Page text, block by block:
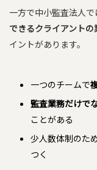
一方で中小監査法人で
できるクライアント
イントがあります。
一つのチームで
監査業務だけで
ことがある
少人数体制のため
つく